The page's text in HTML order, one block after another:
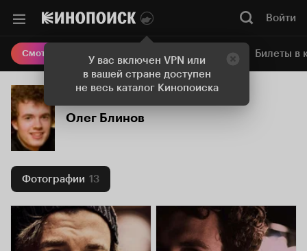
У вас включен VPN или
в вашей стране доступен
не весь каталог Кинопоиска
Войти
Смотреть кино Онлайн-кинотеатр Билеты в
Олег Блинов
Фотографии 13